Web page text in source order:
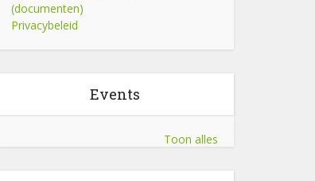
(documenten)
Privacybeleid
Events
Toon alles